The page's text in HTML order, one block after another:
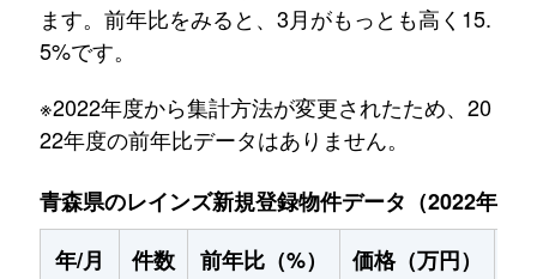
ます。前年比をみると、3月がもっとも高く15.
5%です。
※2022年度から集計方法が変更されたため、20
22年度の前年比データはありません。
青森県のレインズ新規登録物件データ（2022年11
年/月
件数 前年比（%） 価格（万円）